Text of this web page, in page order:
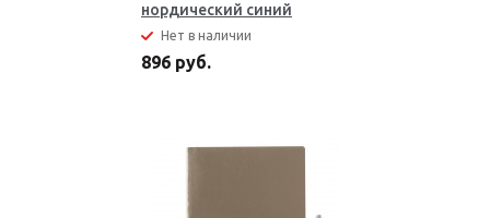
нордический синий
Нет в наличии
896 руб.